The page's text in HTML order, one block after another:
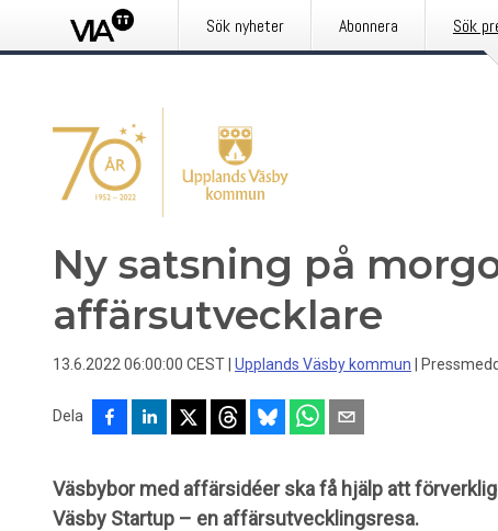
Sök nyheter Abonnera Sök
Ny satsning på
affärsutvecklare
13.6.2022 06:00:00 CEST Upplands Väsby kommun
Dela
Väsbybor med affärsidéer ska få hjälp att
Väsby Startup – en affärsutvecklingsresa.